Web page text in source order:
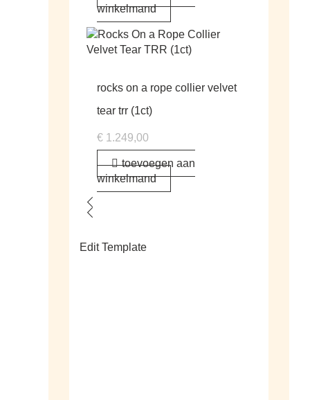
winkelmand
rocks on a rope collier velvet
tear trr (1ct)
€ 1.249,00
toevoegen aan
winkelmand
Edit Template